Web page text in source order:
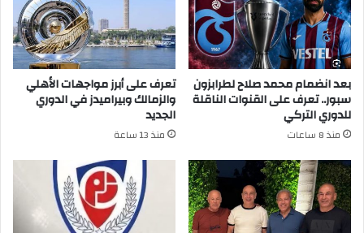
بعد انضمام محمد صلاح لطرابزون
سبور.. تعرف على القنوات الناقلة
للدوري التركي
منذ 8 ساعات
تعرف على أبرز مواجهات الأهلي
والزمالك وبيراميدز في الدوري
الجديد
منذ 13 ساعة